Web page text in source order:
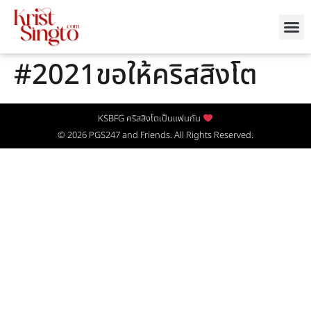
#2021ขอให้คริสสิงโต
KSBFG คริสสิงโตเป็นแฟนกัน
© 2026 PGS247and Friends. All Rights Reserved.